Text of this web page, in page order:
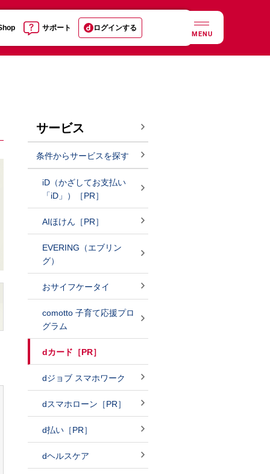
サポート ログインする
MENU
サービス
条件からサービスを探す
iD（かざしてお支払い
「iD」）［PR］
AIほけん［PR］
EVERING（エブリン
グ）
おサイフケータイ
comotto 子育て応援プロ
グラム
dカード［PR］
dジョブ スマホワーク
dスマホローン［PR］
d払い［PR］
dヘルスケア